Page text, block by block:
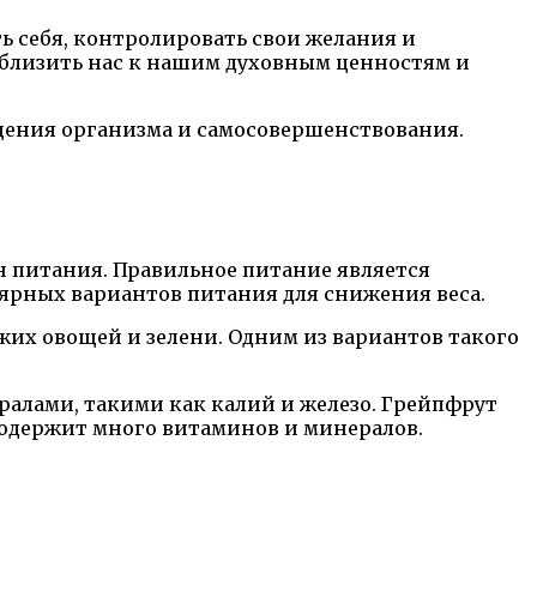
себя, контролировать свои желания и
нас к нашим духовным ценностям и
организма и самосовершенствования.
питания. Правильное питание является
вариантов питания для снижения веса.
овощей и зелени. Одним из вариантов такого
такими как калий и железо. Грейпфрут
много витаминов и минералов.